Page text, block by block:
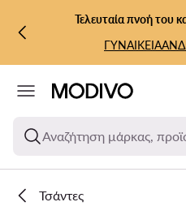
ΜΕΤΆΒΑΣΗ ΣΤΟ ΚΎΡΙΟ
ΜΕΤΆΒΑΣΗ ΣΤΗΝΤελευταία πνοή του
ΓΥΝΑΙΚΕΙΑ
Αναζήτηση μάρκας,
Τσάντες